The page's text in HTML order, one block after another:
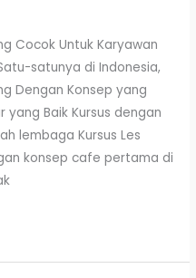
Cocok Untuk Karyawan
satunya di Indonesia,
Dengan Konsep yang
yang Baik Kursus dengan
lembaga Kursus Les
konsep cafe pertama di